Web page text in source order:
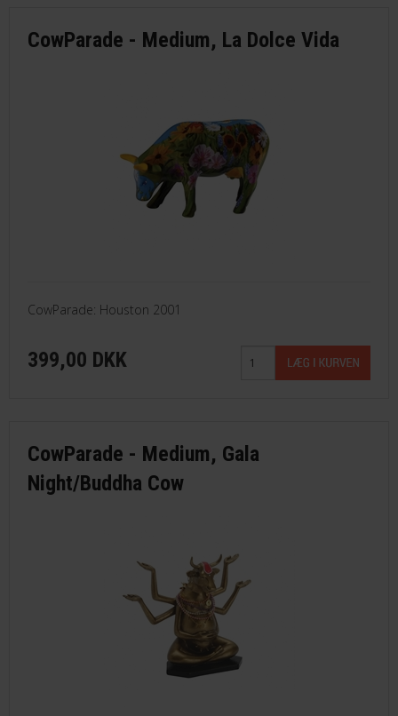
CowParade - Medium, La Dolce Vida
CowParade: Houston 2001
399,00 DKK
CowParade - Medium, Gala
Night/Buddha Cow